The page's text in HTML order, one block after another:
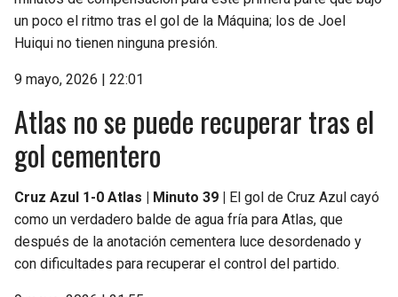
un poco el ritmo tras el gol de la Máquina; los de Joel
Huiqui no tienen ninguna presión.
9 mayo, 2026 | 22:01
Atlas no se puede recuperar tras el
gol cementero
Cruz Azul 1-0 Atlas | Minuto 39 | El gol de Cruz Azul cayó
como un verdadero balde de agua fría para Atlas, que
después de la anotación cementera luce desordenado y
con dificultades para recuperar el control del partido.